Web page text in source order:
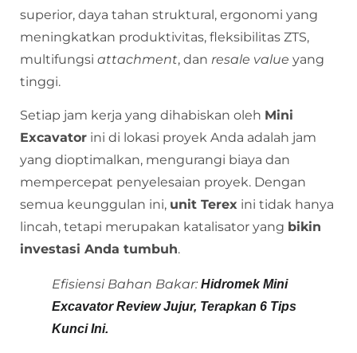
superior, daya tahan struktural, ergonomi yang
meningkatkan produktivitas, fleksibilitas ZTS,
multifungsi attachment, dan resale value yang
tinggi.
Setiap jam kerja yang dihabiskan oleh Mini
Excavator ini di lokasi proyek Anda adalah jam
yang dioptimalkan, mengurangi biaya dan
mempercepat penyelesaian proyek. Dengan
semua keunggulan ini, unit Terex ini tidak hanya
lincah, tetapi merupakan katalisator yang bikin
investasi Anda tumbuh.
Efisiensi Bahan Bakar: Hidromek Mini
Excavator Review Jujur, Terapkan 6 Tips
Kunci Ini.